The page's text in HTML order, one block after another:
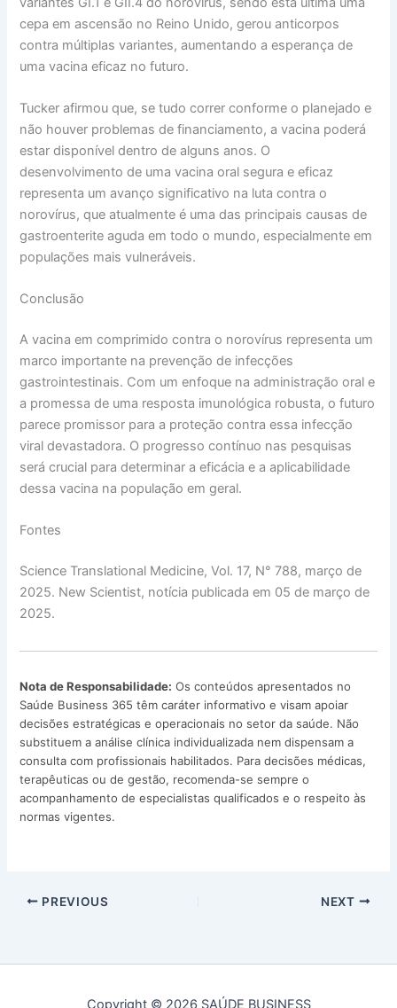
cepa em ascensão no Reino Unido, gerou anticorpos
contra múltiplas variantes, aumentando a esperança de
uma vacina eficaz no futuro.
Tucker afirmou que, se tudo correr conforme o planejado e
não houver problemas de financiamento, a vacina poderá
estar disponível dentro de alguns anos. O
desenvolvimento de uma vacina oral segura e eficaz
representa um avanço significativo na luta contra o
norovírus, que atualmente é uma das principais causas de
gastroenterite aguda em todo o mundo, especialmente em
populações mais vulneráveis.
Conclusão
A vacina em comprimido contra o norovírus representa um
marco importante na prevenção de infecções
gastrointestinais. Com um enfoque na administração oral e
a promessa de uma resposta imunológica robusta, o futuro
parece promissor para a proteção contra essa infecção
viral devastadora. O progresso contínuo nas pesquisas
será crucial para determinar a eficácia e a aplicabilidade
dessa vacina na população em geral.
Fontes
Science Translational Medicine, Vol. 17, N° 788, março de
2025. New Scientist, notícia publicada em 05 de março de
2025.
Nota de Responsabilidade: Os conteúdos apresentados no
Saúde Business 365 têm caráter informativo e visam apoiar
decisões estratégicas e operacionais no setor da saúde. Não
substituem a análise clínica individualizada nem dispensam a
consulta com profissionais habilitados. Para decisões médicas,
terapêuticas ou de gestão, recomenda-se sempre o
acompanhamento de especialistas qualificados e o respeito às
normas vigentes.
PREVIOUS NEXT
Copyright © 2026 SAÚDE BUSINESS